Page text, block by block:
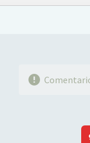
FACEBOOKTWITTER
E-